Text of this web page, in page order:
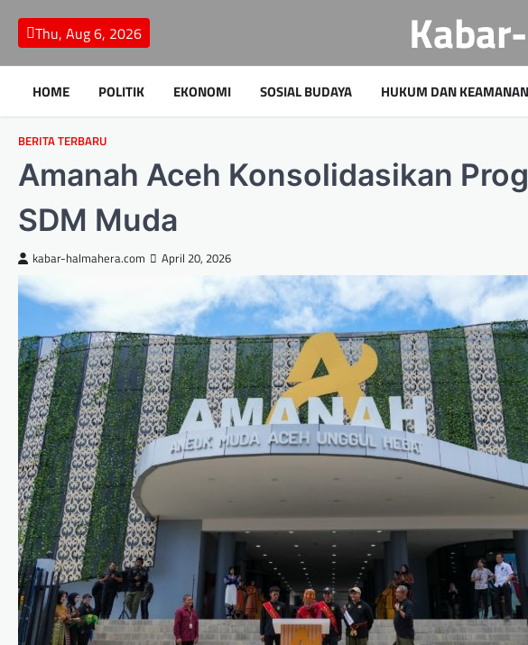
content
Thu, Aug 6, 2026
HOME POLITIK EKONOMI SOSIAL BUDAYA HUKUM DAN KEAMANAN
BERITA TERBARU
Amanah Aceh Konsolidasikan
SDM Muda
kabar-halmahera.com April 20, 2026